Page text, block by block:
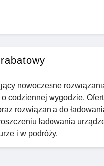
nowoczesne
codziennej wygodzie.
rozwiązania do
ładowania
i w podróży.